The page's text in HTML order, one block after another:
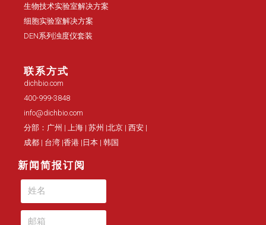
生物技术实验室解决方案
细胞实验室解决方案
DEN系列浊度仪套装
联系方式
dichbio.com
400-999-3848
info@dichbio.com
分部：广州 | 上海 | 苏州 |北京 | 西安 |
成都 | 台湾 |香港 |日本 | 韩国
新闻简报订阅